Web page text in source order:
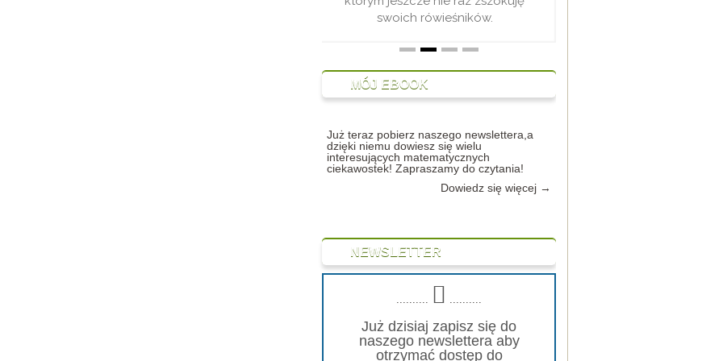
zdecydować który mi kupić. Dziś
jestem posiadaczką najlepszego
Już teraz pobierz naszego newslettera,a
dzięki niemu dowiesz się wielu
.......... ..........